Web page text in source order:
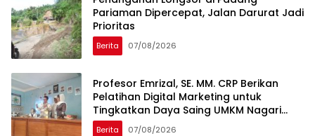
Pariaman Dipercepat, Jalan Darurat Jadi
Prioritas
Berita 07/08/2026
Profesor Emrizal, SE. MM. CRP Berikan
Pelatihan Digital Marketing untuk
Tingkatkan Daya Saing UMKM Nagari
Toboh Gadang
Berita 07/08/2026